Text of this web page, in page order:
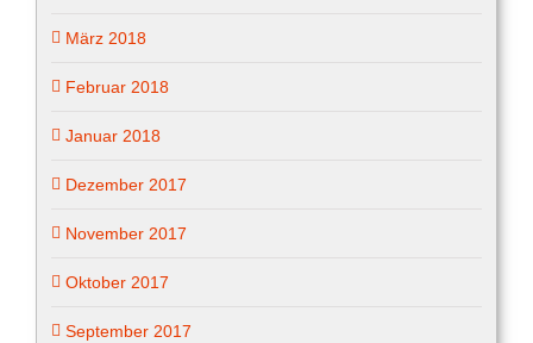
März 2018
Februar 2018
Januar 2018
Dezember 2017
November 2017
Oktober 2017
September 2017